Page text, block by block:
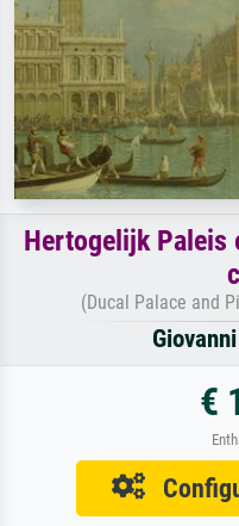
Hertogelijk Paleis
(Ducal Palace and
€